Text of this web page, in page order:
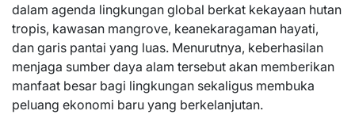
dalam agenda lingkungan global berkat kekayaan hutan
tropis, kawasan mangrove, keanekaragaman hayati,
dan garis pantai yang luas. Menurutnya, keberhasilan
menjaga sumber daya alam tersebut akan memberikan
manfaat besar bagi lingkungan sekaligus membuka
peluang ekonomi baru yang berkelanjutan.